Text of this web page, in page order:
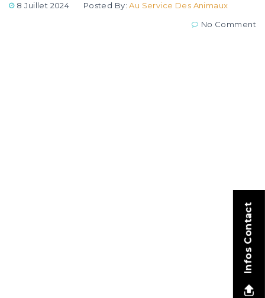
8 Juillet 2024 Posted By:Au Service Des Animaux
No Comment
Infos Contact